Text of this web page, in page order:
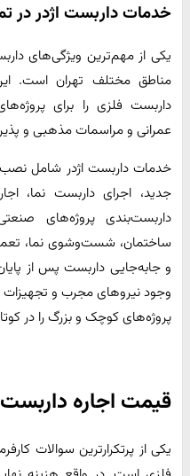
خدمات داربست اژدر در
یکی از مهم‌ترین ویژگی‌های
مناطق مختلف تهران است.
داربست فلزی را برای
عمرانی و مراسمات مذهبی و
خدمات داربست اژدر شامل
جدید، اجرای داربست نما،
داربست‌بندی پروژه‌های
ساختمان، شست‌وشوی نما،
و جابه‌جایی داربست پس از
وجود نیروهای مجرب و تجهیزات
پروژه‌های کوچک و بزرگ را در
قیمت اجاره
یکی از پرتکرارترین سوالات